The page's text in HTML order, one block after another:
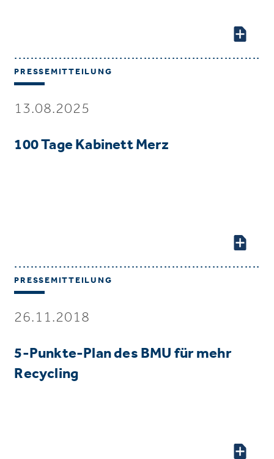
PRESSEMITTEILUNG
13.08.2025
100 Tage Kabinett Merz
PRESSEMITTEILUNG
26.11.2018
5-Punkte-Plan des BMU für mehr
Recycling